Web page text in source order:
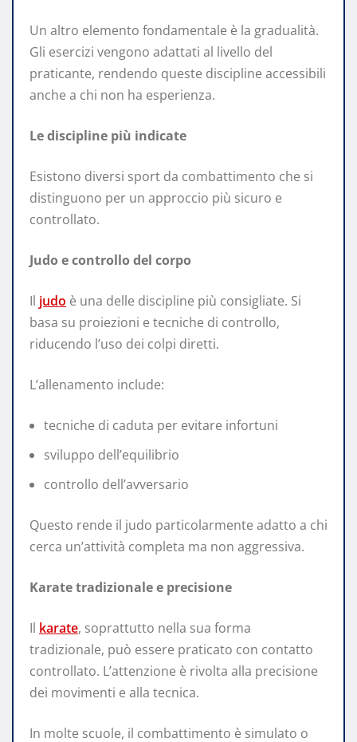
Un altro elemento fondamentale è la gradualità.
Gli esercizi vengono adattati al livello del
praticante, rendendo queste discipline accessibili
anche a chi non ha esperienza.
Le discipline più indicate
Esistono diversi sport da combattimento che si
distinguono per un approccio più sicuro e
controllato.
Judo e controllo del corpo
Il judo è una delle discipline più consigliate. Si
basa su proiezioni e tecniche di controllo,
riducendo l’uso dei colpi diretti.
L’allenamento include:
tecniche di caduta per evitare infortuni
sviluppo dell’equilibrio
controllo dell’avversario
Questo rende il judo particolarmente adatto a chi
cerca un’attività completa ma non aggressiva.
Karate tradizionale e precisione
Il karate, soprattutto nella sua forma
tradizionale, può essere praticato con contatto
controllato. L’attenzione è rivolta alla precisione
dei movimenti e alla tecnica.
In molte scuole, il combattimento è simulato o